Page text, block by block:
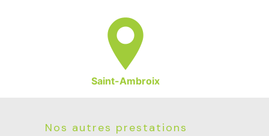
Saint-Ambroix
Nos autres prestations